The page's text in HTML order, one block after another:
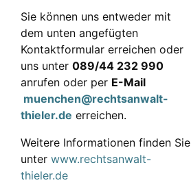
Sie können uns entweder mit
dem unten angefügten
Kontaktformular erreichen oder
uns unter 089/44 232 990
anrufen oder per E-Mail
muenchen@rechtsanwalt-
thieler.de erreichen.
Weitere Informationen finden Sie
unter www.rechtsanwalt-
thieler.de